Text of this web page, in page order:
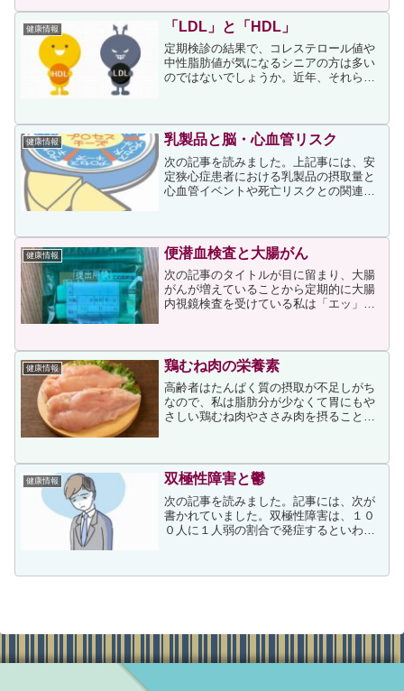
した。美肌ホルモンとして女性の間で注
目を集める成長ホルモンは...
健康情報 「LDL」と「HDL」
定期検診の結果で、コレステロール値や
中性脂肪値が気になるシニアの方は多い
のではないでしょうか。近年、それらの
事は「脂質異常症」をわかりやすく説明
していますので、コレステ...
健康情報 乳製品と脳・心血管リスク
次の記事を読みました。上記事には、安
定狭心症患者における乳製品の摂取量と
心血管イベントや死亡リスクとの関連を
バターの違いは興味深く思いました。１
日摂取量（１，０００ｋｃ...
健康情報 便潜血検査と大腸がん
次の記事のタイトルが目に留まり、大腸
がんが増えていることから定期的に大腸
内視鏡検査を受けている私は「エッ」と
は内視鏡検査ではなく便潜血検査だった
とわかりました。私は便潜血...
健康情報 鶏むね肉の栄養素
高齢者はたんぱく質の摂取が不足しがち
なので、私は脂肪分が少なくて胃にもや
さしい鶏むね肉やささみ肉を摂ることが
いました。鶏むね肉について、記事には
次が書かれていました。「...
健康情報 双極性障害と鬱
次の記事を読みました。記事には、次が
書かれていました。双極性障害は、１０
０人に１人弱の割合で発症するといわれ
いとされていますが、中学生から高齢者